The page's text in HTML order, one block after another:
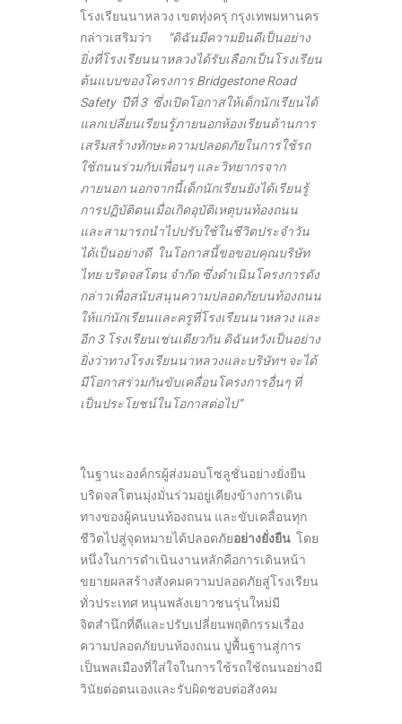
โรงเรียนนาหลวง เขตทุ่งครุ กรุงเทพมหานคร
กล่าวเสริมว่า
“ดิฉันมีความยินดีเป็นอย่าง
ยิ่งที่โรงเรียนนาหลวงได้รับเลือกเป็นโรงเรียน
ต้นแบบของโครงการ Bridgestone Road
Safety ปีที่ 3 ซึ่งเปิดโอกาสให้เด็กนักเรียนได้
แลกเปลี่ยนเรียนรู้ภายนอกห้องเรียนด้านการ
เสริมสร้างทักษะความปลอดภัยในการใช้รถ
ใช้ถนนร่วมกับเพื่อนๆ และวิทยากรจาก
ภายนอก นอกจากนี้เด็กนักเรียนยังได้เรียนรู้
การปฏิบัติตนเมื่อเกิดอุบัติเหตุบนท้องถนน
และสามารถนำไปปรับใช้ในชีวิตประจำวัน
ได้เป็นอย่างดี ในโอกาสนี้ขอขอบคุณบริษัท
ไทย บริดจสโตน จำกัด ซึ่งดำเนินโครงการดัง
กล่าวเพื่อสนับสนุนความปลอดภัยบนท้องถนน
ให้แก่นักเรียนและครูที่โรงเรียนนาหลวง และ
อีก 3 โรงเรียนเช่นเดียวกัน ดิฉันหวังเป็นอย่าง
ยิ่งว่าทางโรงเรียนนาหลวงและบริษัทฯ จะได้
มีโอกาสร่วมกันขับเคลื่อนโครงการอื่นๆ ที่
เป็นประโยชน์ในโอกาสต่อไป”
ในฐานะองค์กรผู้ส่งมอบโซลูชั่นอย่างยั่งยืน
บริดจสโตนมุ่งมั่นร่วมอยู่เคียงข้างการเดิน
ทางของผู้คนบนท้องถนน และขับเคลื่อนทุก
ชีวิตไปสู่จุดหมายได้ปลอดภัยอย่างยั่งยืน โดย
หนึ่งในการดำเนินงานหลักคือการเดินหน้า
ขยายผลสร้างสังคมความปลอดภัยสู่โรงเรียน
ทั่วประเทศ หนุนพลังเยาวชนรุ่นใหม่มี
จิตสำนึกที่ดีและปรับเปลี่ยนพฤติกรรมเรื่อง
ความปลอดภัยบนท้องถนน ปูพื้นฐานสู่การ
เป็นพลเมืองที่ใส่ใจในการใช้รถใช้ถนนอย่างมี
วินัยต่อตนเองและรับผิดชอบต่อสังคม